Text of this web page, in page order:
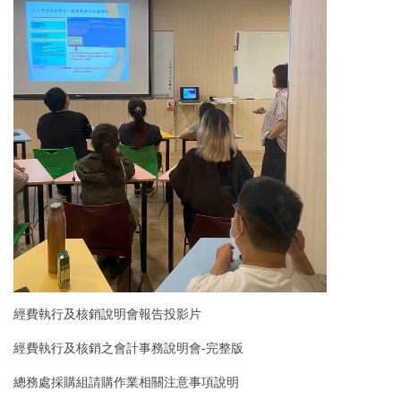
經費執行及核銷說明會報告投影片
經費執行及核銷之會計事務說明會-完整版
總務處採購組請購作業相關注意事項說明